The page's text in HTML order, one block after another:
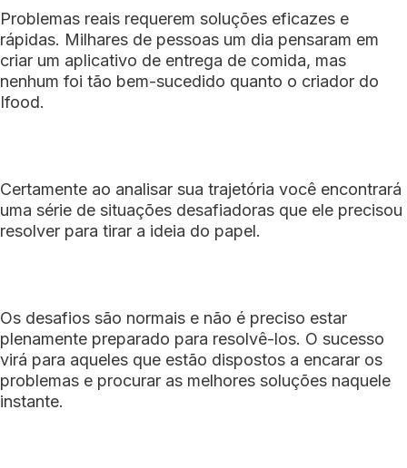
Problemas reais requerem soluções eficazes e
rápidas. Milhares de pessoas um dia pensaram em
criar um aplicativo de entrega de comida, mas
nenhum foi tão bem-sucedido quanto o criador do
Ifood.
Certamente ao analisar sua trajetória você encontrará
uma série de situações desafiadoras que ele precisou
resolver para tirar a ideia do papel.
Os desafios são normais e não é preciso estar
plenamente preparado para resolvê-los. O sucesso
virá para aqueles que estão dispostos a encarar os
problemas e procurar as melhores soluções naquele
instante.